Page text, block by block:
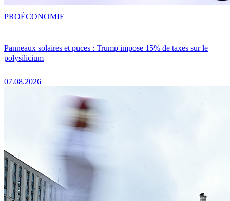
Panneaux solaires et puces : Trump impose 15% de taxes sur le
polysilicium
07.08.2026
PROÉCONOMIE